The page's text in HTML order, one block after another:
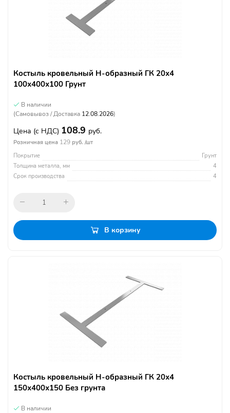
Костыль кровельный Н-образный ГК 20х4
100х400х100 Грунт
В наличии
(Самовывоз / Доставка 12.08.2026)
Цена (с НДС) 108.9 руб.
Розничная цена 129 руб. /шт
Покрытие
Грунт
Толщина металла, мм
4
Срок производства
4
В корзину
Костыль кровельный Н-образный ГК 20х4
150х400х150 Без грунта
В наличии